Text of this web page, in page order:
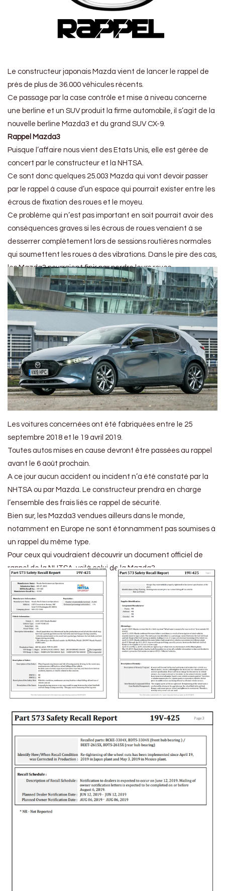
Le constructeur japonais Mazda vient de lancer le rappel de
près de plus de 36.000 véhicules récents.
Ce passage par la case contrôle et mise à niveau concerne
une berline et un SUV produit la firme automobile, il s’agit de la
nouvelle berline Mazda3 et du grand SUV CX-9.
Rappel Mazda3
Puisque l’affaire nous vient des Etats Unis, elle est gérée de
concert par le constructeur et la NHTSA.
Ce sont donc quelques 25.003 Mazda qui vont devoir passer
par le rappel à cause d’un espace qui pourrait exister entre les
écrous de fixation des roues et le moyeu.
Ce problème qui n’est pas important en soit pourrait avoir des
conséquences graves si les écrous de roues venaient à se
desserrer complètement lors de sessions routières normales
qui soumettent les roues à des vibrations. Dans le pire des cas,
les Mazda3 pourraient finir par perdre leurs roues.
Les voitures concernées ont été fabriquées entre le 25
septembre 2018 et le 19 avril 2019.
Toutes autos mises en cause devront être passées au rappel
avant le 6 août prochain.
A ce jour aucun accident ou incident n’a été constaté par la
NHTSA ou par Mazda. Le constructeur prendra en charge
l’ensemble des frais liés ce rappel de sécurité.
Bien sur, les Mazda3 vendues ailleurs dans le monde,
notamment en Europe ne sont étonnamment pas soumises à
un rappel du même type.
Pour ceux qui voudraient découvrir un document officiel de
rappel de la NHTSA, voilà celui de la Mazda3.